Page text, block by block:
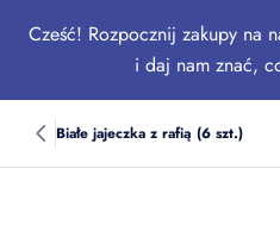
Cześć! Rozpocznij zakupy na
i daj nam znać,
Białe jajeczka z rafią (6 szt.)